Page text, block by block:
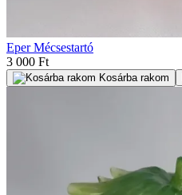
Eper Mécsestartó
3 000 Ft
Kosárba rakom